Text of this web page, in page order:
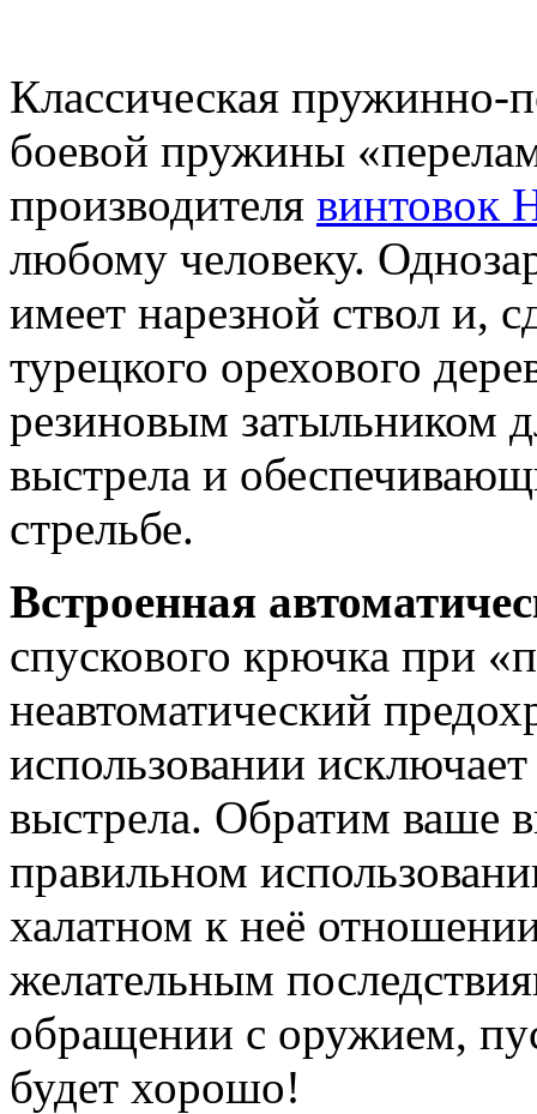
Классическая пружинно-
боевой пружины
производителя винтовок
любому человеку.
имеет нарезной ствол и,
турецкого орехового
резиновым затыльником
выстрела и
стрельбе.
Встроенная
спускового крючка при
неавтоматический
использовании
выстрела. Обратим ваше
правильном
халатном к неё
желательным
обращении с оружием,
будет хорошо!